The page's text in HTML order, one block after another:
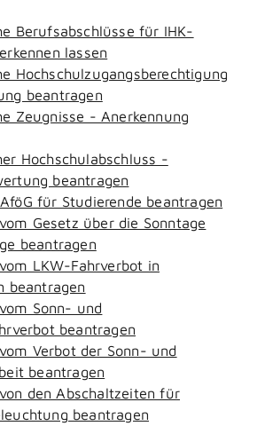
Berufsabschlüsse für IHK-
lassen
Hochschulzugangsberechtigung
beantragen
Zeugnisse - Anerkennung
Hochschulabschluss -
beantragen
für Studierende beantragen
Gesetz über die Sonntage
beantragen
LKW-Fahrverbot in
beantragen
Sonn- und
beantragen
Verbot der Sonn- und
beantragen
den Abschaltzeiten für
beantragen